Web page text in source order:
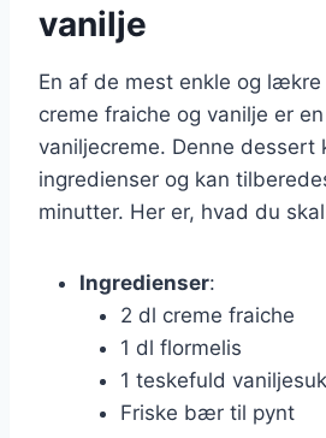
vanilje
En af de mest enkle og
creme fraiche og vanilje er
vaniljecreme. Denne
ingredienser og kan
minutter. Her er, hvad du
Ingredienser:
2 dl creme fraiche
1 dl flormelis
1 teskefuld
Friske bær til pynt